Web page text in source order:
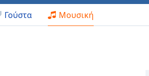
Γούστα Μουσική